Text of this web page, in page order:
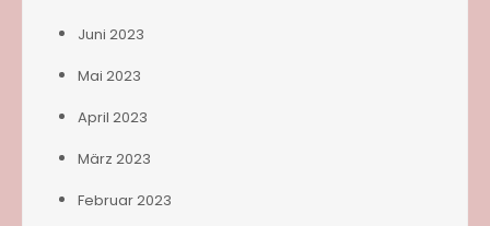
Juni 2023
Mai 2023
April 2023
März 2023
Februar 2023